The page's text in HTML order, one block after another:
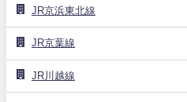
JR京浜東北線
JR京葉線
JR川越線